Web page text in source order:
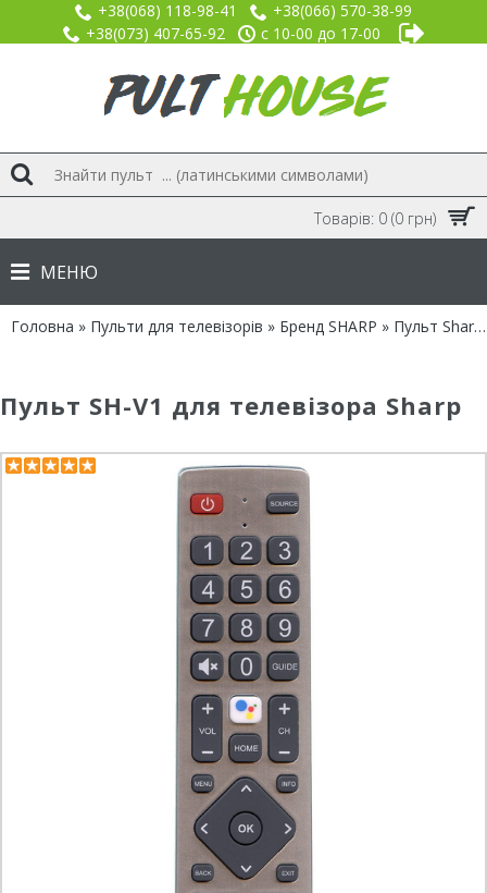
+38(068) 118-98-41
+38(066) 570-38-99
+38(073) 407-65-92
с 10-00 до 17-00
Товарів: 0 (0 грн)
МЕНЮ
Головна » Пульти для телевізорів » Бренд SHARP » Пульт Sharp SH-V1 з голосовим керуванням
Пульт SH-V1 для телевізора Sharp